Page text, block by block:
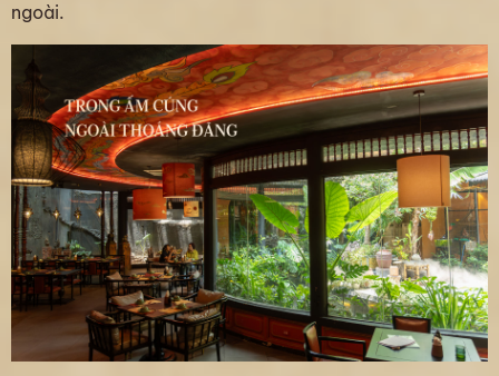
ngoài.